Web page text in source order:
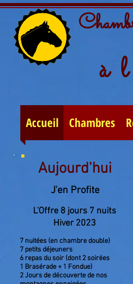
à l
Accueil Chambres
Aujourd'hui
J'en Profite
L'Offre 8 jours 7 nuits
Hiver 2023
7 nuitées (en chambre double)
7 petits déjeuners
6 repas du soir (dont 2 soirées
1 Brasérade + 1 Fondue)
2 Jours de découverte de nos